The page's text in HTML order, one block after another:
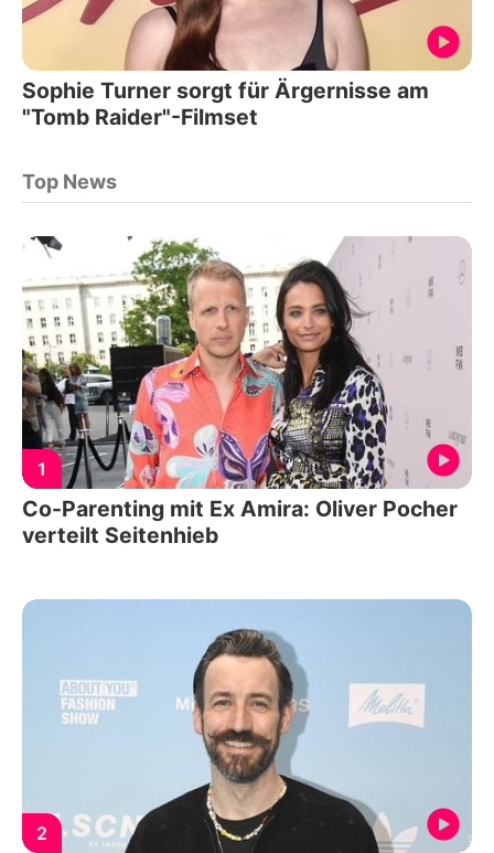
Sophie Turner sorgt für Ärgernisse am
"Tomb Raider"-Filmset
Top News
1
Co-Parenting mit Ex Amira: Oliver Pocher
verteilt Seitenhieb
2